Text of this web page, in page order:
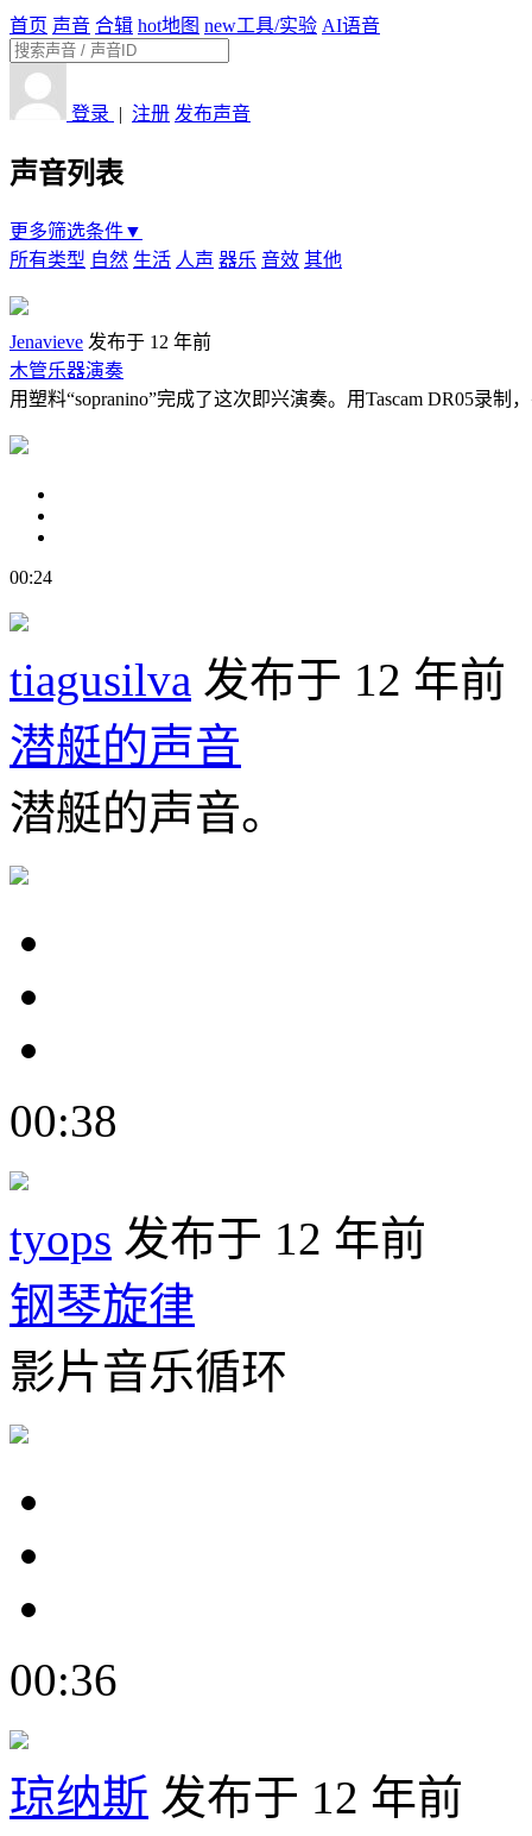
首页 声音 合辑 hot地图 new工具/实验 AI语音
登录 | 注册 发布声音
声音列表
更多筛选条件▼
所有类型 自然 生活 人声 器乐 音效 其他
Jenavieve 发布于 12 年前
木管乐器演奏
用塑料“sopranino”完成了这次即兴演奏。用Tascam DR05录制
00:24
tiagusilva 发布于 12 年前
潜艇的声音
潜艇的声音。
00:38
tyops 发布于 12 年前
钢琴旋律
影片音乐循环
00:36
琼纳斯 发布于 12 年前